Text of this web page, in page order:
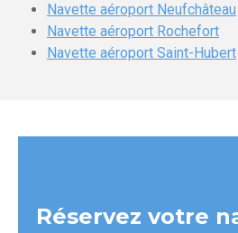
Navette aéroport Neufchâteau
Navette aéroport Rochefort
Navette aéroport Saint-Hubert
Réservez votre